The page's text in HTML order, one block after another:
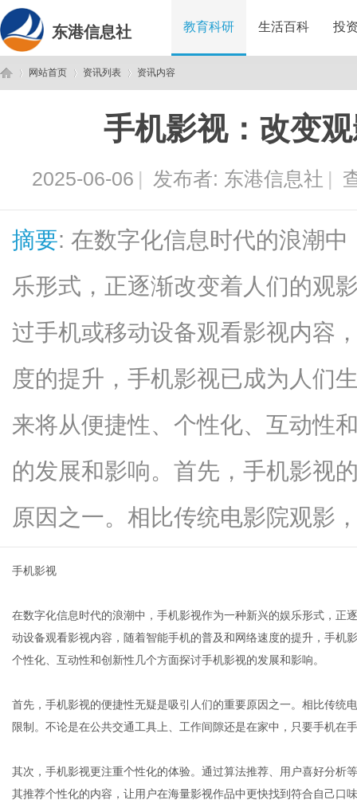
东港信息社 教育科研 生活百科 投
网站首页 资讯列表
›
资讯内容
手机影视：改变
2025-06-06 | 发布者: 东港信息社 |
摘要: 在数字化信息时代的浪潮
乐形式，正逐渐改变着人们的观
过手机或移动设备观看影视内容
度的提升，手机影视已成为人们
来将从便捷性、个性化、互动性
的发展和影响。首先，手机影视
原因之一。相比传统电影院观影
手机影视
在数字化信息时代的浪潮中，手机影视作为一种新兴的娱乐形式，正
动设备观看影视内容，随着智能手机的普及和网络速度的提升，手机
个性化、互动性和创新性几个方面探讨手机影视的发展和影响。
首先，手机影视的便捷性无疑是吸引人们的重要原因之一。相比传统
限制。不论是在公共交通工具上、工作间隙还是在家中，只要手机在
其次，手机影视更注重个性化的体验。通过算法推荐、用户喜好分析
其推荐个性化的内容，让用户在海量影视作品中更快找到符合自己口